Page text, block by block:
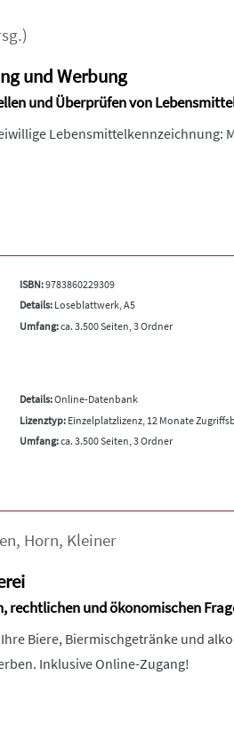
und Werbung
und Überprüfen von
Lebensmittelkennzeichnung:
ISBN:9783860229309
Details:Loseblattwerk, A5
Umfang:ca. 3.500 Seiten, 3 Ordner
Details:Online-Datenbank
Lizenztyp:Einzelplatzlizenz, 12 Monate
Umfang:ca. 3.500 Seiten, 3 Ordner
, Horn, Kleiner
rechtlichen und ökonomischen
Biere, Biermischgetränke und
Inklusive Online-Zugang!